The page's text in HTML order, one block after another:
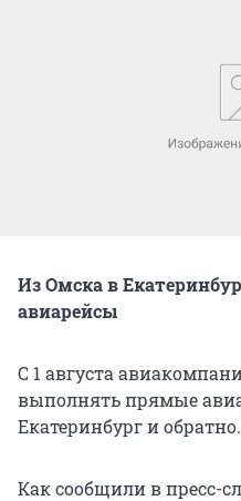
Из Омска в
авиарейсы
С 1 августа
выполнять прямые
Екатеринбург и обратно.
Как сообщили в пресс-